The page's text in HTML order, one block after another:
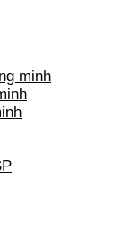
minh